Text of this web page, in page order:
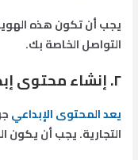
يجب أن تكون هذه
التواصل الخاصة بك.
٢. إنشاء محتوى إبداعي وقيم
يعد المحتوى الإبداعي
التجارية. يجب أن يكون